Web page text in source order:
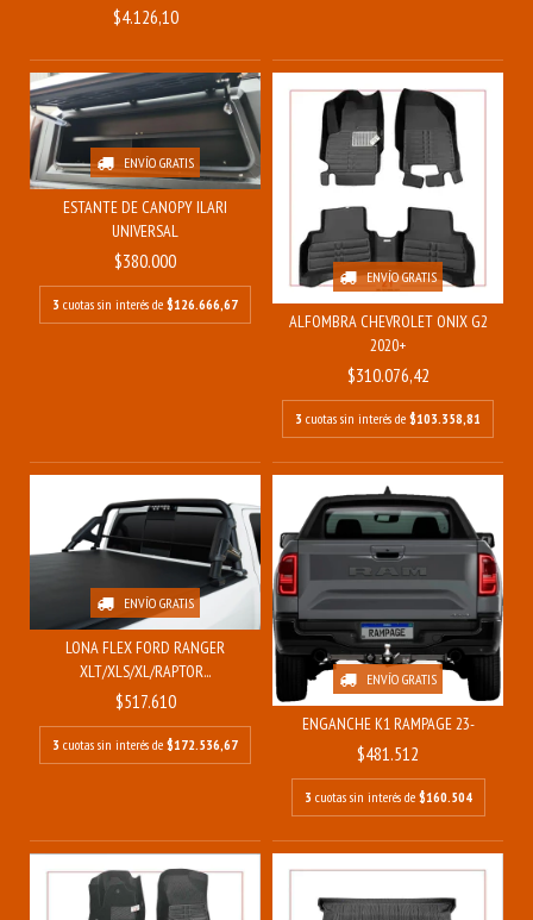
$4.126,10
ENVÍO GRATIS
ESTANTE DE CANOPY ILARI
UNIVERSAL
$380.000
3 cuotas sin interés de $126.666,67
ENVÍO GRATIS
ALFOMBRA CHEVROLET ONIX G2
2020+
$310.076,42
3 cuotas sin interés de $103.358,81
ENVÍO GRATIS
LONA FLEX FORD RANGER
XLT/XLS/XL/RAPTOR...
$517.610
3 cuotas sin interés de $172.536,67
ENVÍO GRATIS
ENGANCHE K1 RAMPAGE 23-
$481.512
3 cuotas sin interés de $160.504